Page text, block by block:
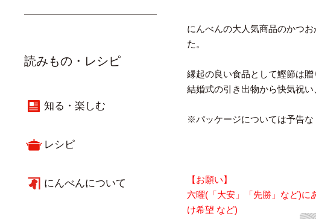
読みもの・レシピ
知る・楽しむ
レシピ
にんべんについて
にんべんの大人気商品のかつ
た。
縁起の良い食品として鰹節は
結婚式の引き出物から快気祝
※パッケージについては予告な
【お願い】
六曜(「大安」「先勝」など)に
け希望 など)